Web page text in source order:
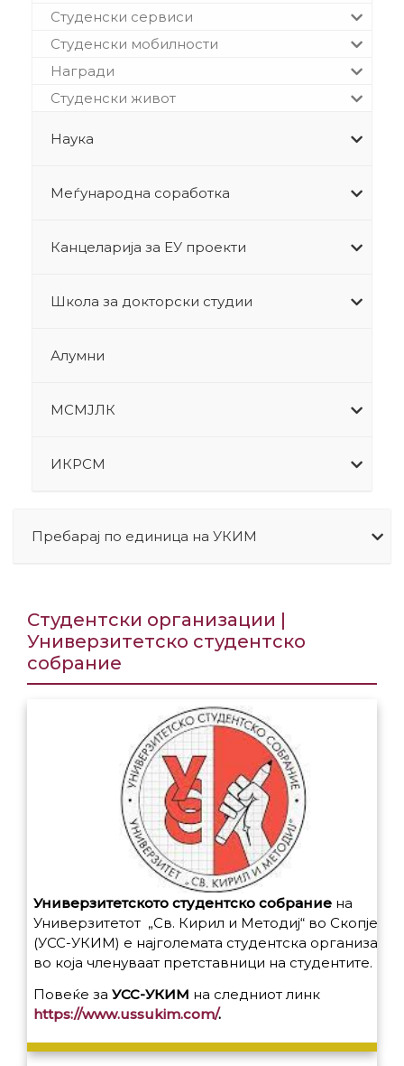
Студенски сервиси
Студенски мобилности
Награди
Студенски живот
Наука
Меѓународна соработка
Канцеларија за ЕУ проекти
Школа за докторски студии
Алумни
МСМЈЛК
ИКРСМ
Пребарај по единица на УКИМ
Студентски организации |
Универзитетско студентско
собрание
Универзитетското студентско собрание на
Универзитетот „Св. Кирил и Методиј“ во Скопје
(УСС-УКИМ) е најголемата студентска
во која членуваат претставници на студентите.
Повеќе за УСС-УКИМ на следниот линк
https://www.ussukim.com/.